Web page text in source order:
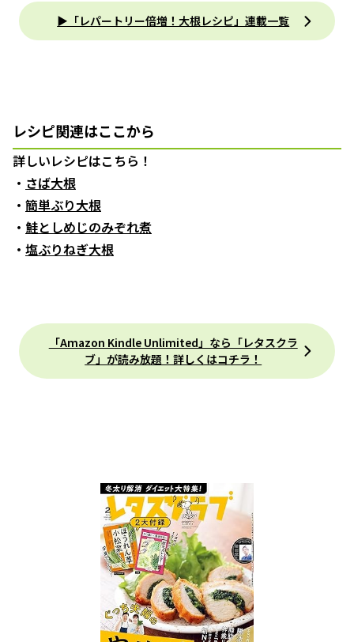
▶「レパートリー倍増！大根レシピ」連載一覧
レシピ関連はここから
詳しいレシピはこちら！
・ さば大根
・ 簡単ぶり大根
・ 鮭としめじのみぞれ煮
・ 塩ぶりねぎ大根
「Amazon Kindle Unlimited」なら「レタスクラ
ブ」が読み放題！詳しくはコチラ！